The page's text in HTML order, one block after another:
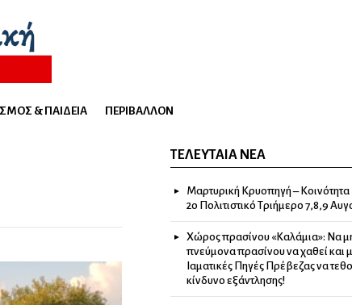
& ΠΑΙΔΕΊΑ ΠΕΡΙΒΆΛΛΟΝ
ΤΕΛΕΥΤΑΊΑ ΝΈΑ
Μαρτυρική Κρυοπηγή –
2ο Πολιτιστικό Τριήμερο 7,8,9
Χώρος πρασίνου «Καλάμια»: Να
πνεύμονα πρασίνου να χαθεί και
Ιαματικές Πηγές Πρέβεζας να
κίνδυνο εξάντλησης!